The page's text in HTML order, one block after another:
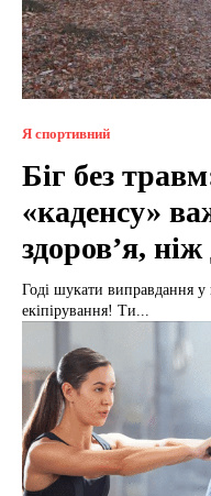
Я спортивний
Біг без
«каденсу»
здоров’я,
Годі шукати виправдання у
екіпірування! Ти...